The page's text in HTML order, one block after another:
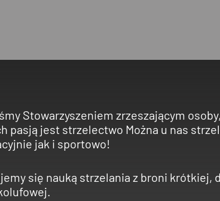
Stowarzyszeniem zrzeszającym osoby,
pasją jest strzelectwo Można u nas
jak i sportowo!
się nauką strzelania z broni krótkiej,